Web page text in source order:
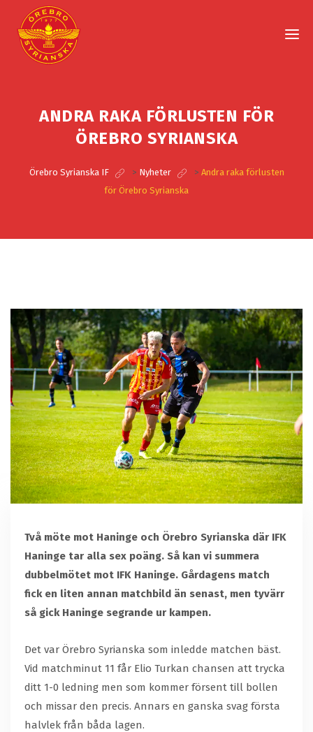
ANDRA RAKA FÖRLUSTEN FÖR
ÖREBRO SYRIANSKA
Örebro Syrianska IF > Nyheter > Andra raka förlusten
för Örebro Syrianska
Två möte mot Haninge och Örebro Syrianska där IFK
Haninge tar alla sex poäng. Så kan vi summera
dubbelmötet mot IFK Haninge. Gårdagens match
fick en liten annan matchbild än senast, men tyvärr
så gick Haninge segrande ur kampen.
Det var Örebro Syrianska som inledde matchen bäst.
Vid matchminut 11 får Elio Turkan chansen att trycka
ditt 1-0 ledning men som kommer försent till bollen
och missar den precis. Annars en ganska svag första
halvlek från båda lagen.